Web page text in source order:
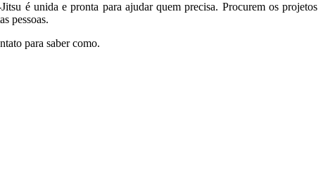
é unida e pronta para ajudar quem precisa. Procurem os projetos
pessoas.
para saber como.